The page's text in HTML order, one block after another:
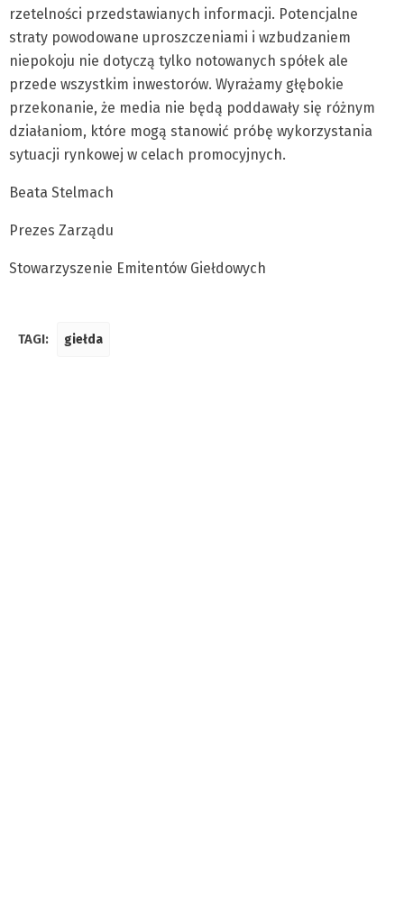
rzetelności przedstawianych informacji. Potencjalne
straty powodowane uproszczeniami i wzbudzaniem
niepokoju nie dotyczą tylko notowanych spółek ale
przede wszystkim inwestorów. Wyrażamy głębokie
przekonanie, że media nie będą poddawały się różnym
działaniom, które mogą stanowić próbę wykorzystania
sytuacji rynkowej w celach promocyjnych.
Beata Stelmach
Prezes Zarządu
Stowarzyszenie Emitentów Giełdowych
TAGI: giełda